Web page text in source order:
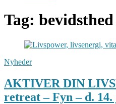
Tag: bevidsthed
Nyheder
AKTIVER DIN
retreat – Fyn – d.